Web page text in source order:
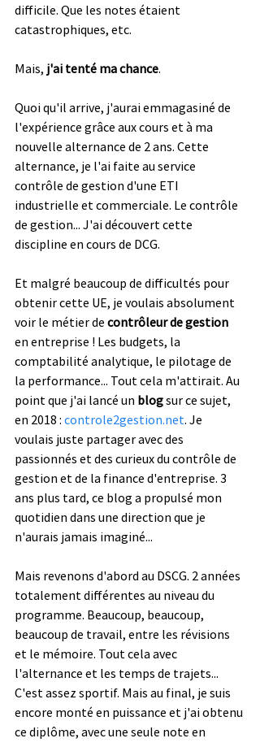
difficile. Que les notes étaient
catastrophiques, etc.
Mais, j'ai tenté ma chance.
Quoi qu'il arrive, j'aurai emmagasiné de
l'expérience grâce aux cours et à ma
nouvelle alternance de 2 ans. Cette
alternance, je l'ai faite au service
contrôle de gestion d'une ETI
industrielle et commerciale. Le contrôle
de gestion... J'ai découvert cette
discipline en cours de DCG.
Et malgré beaucoup de difficultés pour
obtenir cette UE, je voulais absolument
voir le métier de contrôleur de gestion
en entreprise ! Les budgets, la
comptabilité analytique, le pilotage de
la performance... Tout cela m'attirait. Au
point que j'ai lancé un blog sur ce sujet,
en 2018 : controle2gestion.net. Je
voulais juste partager avec des
passionnés et des curieux du contrôle de
gestion et de la finance d'entreprise. 3
ans plus tard, ce blog a propulsé mon
quotidien dans une direction que je
n'aurais jamais imaginé...
Mais revenons d'abord au DSCG. 2 années
totalement différentes au niveau du
programme. Beaucoup, beaucoup,
beaucoup de travail, entre les révisions
et le mémoire. Tout cela avec
l'alternance et les temps de trajets...
C'est assez sportif. Mais au final, je suis
encore monté en puissance et j'ai obtenu
ce diplôme, avec une seule note en